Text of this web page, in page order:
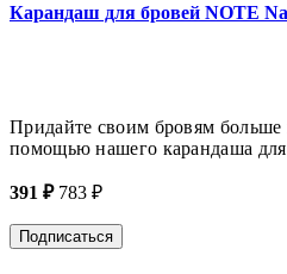
Карандаш для бровей NOTE
Придайте своим бровям больше
помощью нашего карандаша для
391 ₽ 783 ₽
Подписаться